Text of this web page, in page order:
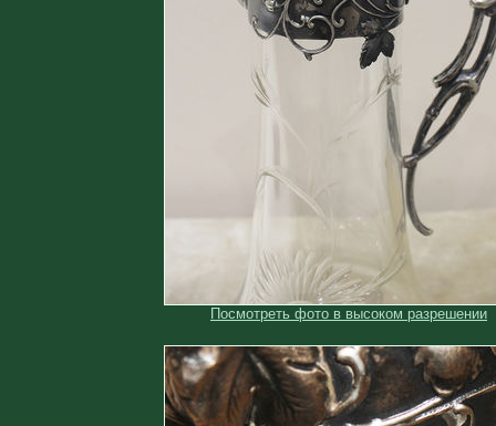
Посмотреть фото в высоком разрешении